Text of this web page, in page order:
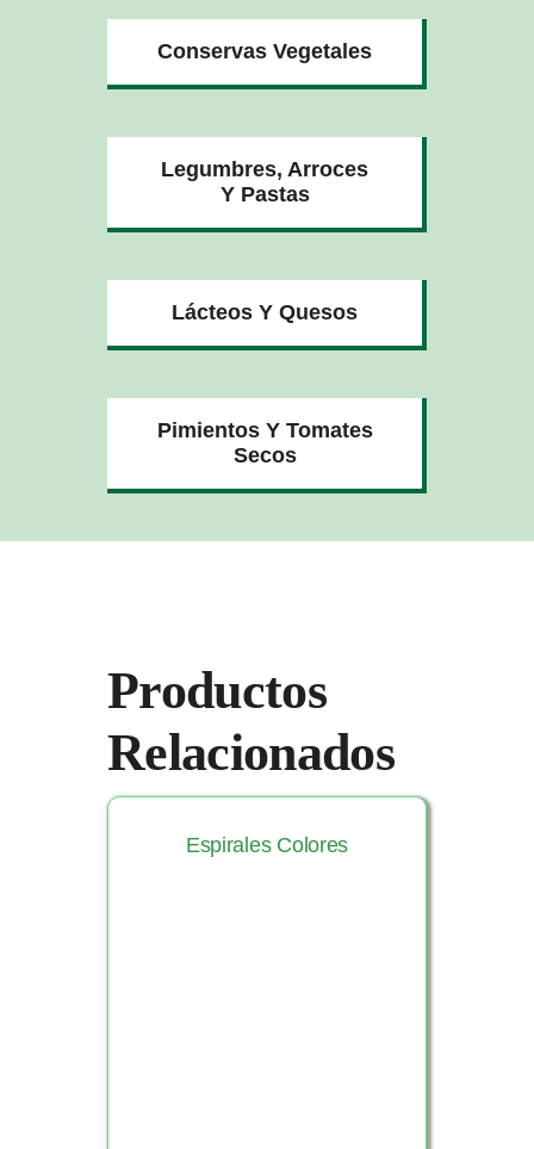
Conservas Vegetales
Legumbres, Arroces
Y Pastas
Lácteos Y Quesos
Pimientos Y Tomates
Secos
Productos
Relacionados
Espirales Colores